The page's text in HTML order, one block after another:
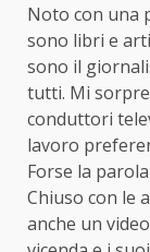
Noto con una
sono libri e
sono il
tutti. Mi
conduttori
lavoro
Forse la
Chiuso con le
anche un